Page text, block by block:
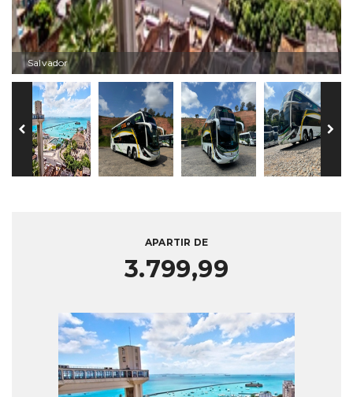
Salvador
APARTIR DE
3.799,99